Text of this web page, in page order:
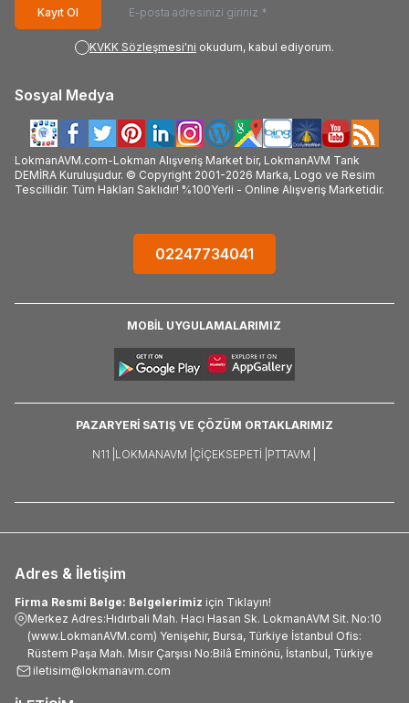
Kayıt Ol
KVKK Sözleşmesi'ni okudum, kabul ediyorum.
Sosyal Medya
LokmanAVM.com-Lokman Alışveriş Market bir, LokmanAVM Tarık
DEMİRA Kuruluşudur. © Copyright 2001-2026 Marka, Logo ve Resim
Tescillidir. Tüm Hakları Saklıdır! %100Yerli - Online Alışveriş Marketidir.
02247734041
MOBİL UYGULAMALARIMIZ
PAZARYERİ SATIŞ VE ÇÖZÜM ORTAKLARIMIZ
N11 | LOKMANAVM | ÇIÇEKSEPETI | PTTAVM |
Adres & İletişim
Firma Resmi Belge: Belgelerimiz için Tıklayın!
Merkez Adres:Hıdırbali Mah. Hacı Hasan Sk. LokmanAVM Sit. No:10
(www.LokmanAVM.com) Yenişehir, Bursa, Türkiye İstanbul Ofis:
Rüstem Paşa Mah. Mısır Çarşısı No:Bilâ Eminönü, İstanbul, Türkiye
iletisim@lokmanavm.com